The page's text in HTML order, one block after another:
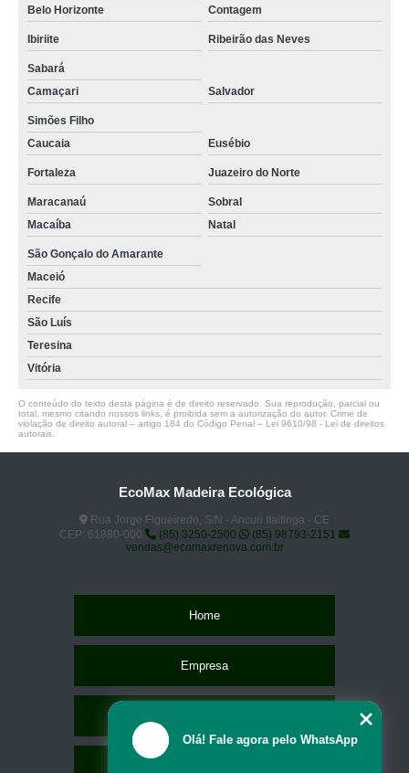
Belo Horizonte
Contagem
Ibiriite Ribeirão das Neves
Sabará
Camaçari
Salvador
Simões Filho
Caucaia
Eusébio
Fortaleza Juazeiro do Norte
Maracanaú
Sobral
Macaíba
Natal
São Gonçalo do Amarante
Maceió
Recife
São Luís
Teresina
Vitória
O conteúdo do texto desta página é de direito reservado. Sua reprodução, parcial ou
total, mesmo citando nossos links, é proibida sem a autorização do autor. Crime de
violação de direito autoral – artigo 184 do Código Penal – Lei 9610/98 - Lei de direitos
autorais
EcoMax Madeira Ecológica
Rua Jorge Figueiredo, S/N - Ancuri Itaitinga - CE
CEP: 61880-000
(85) 3250-2500
(85) 98793-2151
vendas@ecomaxrenova.com.br
Home
Empresa
Olá! Fale agora pelo WhatsApp